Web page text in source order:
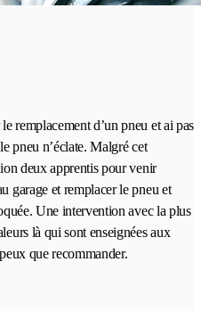
remplacement d’un pneu et ai pas
pneu n’éclate. Malgré cet
deux apprentis pour venir
garage et remplacer le pneu et
Une intervention avec la plus
là qui sont enseignées aux
que recommander.